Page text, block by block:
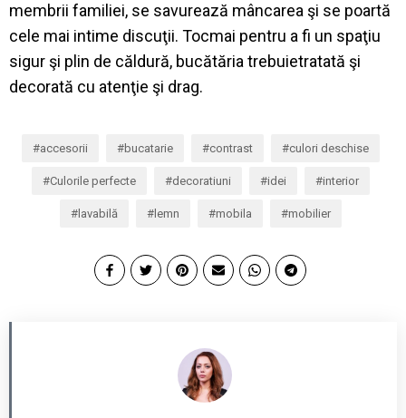
membrii familiei, se savurează mâncarea şi se poartă
cele mai intime discuţii. Tocmai pentru a fi un spaţiu
sigur şi plin de că ldură, bucătăriatrebuietratată şi
decorată cu atenţie şi drag.
accesorii bucatarie contrast culori deschise
Culorile perfecte decoratiuni idei interior
lavabilă lemn mobila mobilier